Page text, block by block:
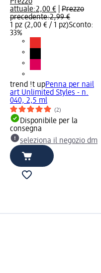
Prezzo
attuale:2,00 €
Prezzo
precedente:2,99 €
1 pz (2,00 € / 1 pz)Sconto:
33%
trend !t upPenna per nail
art Unlimited Styles - n.
040, 2,5 ml
(2)
Disponibile per la
consegna
seleziona il negozio dm